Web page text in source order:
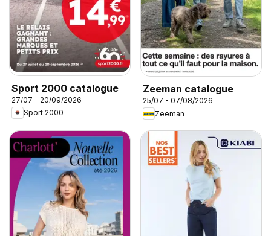
Sport 2000 catalogue
27/07 - 20/09/2026
Sport 2000
Zeeman catalogue
25/07 - 07/08/2026
Zeeman